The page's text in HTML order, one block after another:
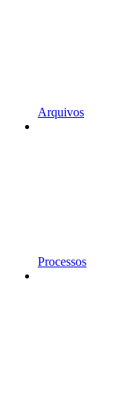
Arquivos
Processos